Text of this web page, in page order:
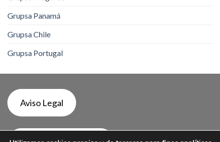
Grupsa Panamá
Grupsa Chile
Grupsa Portugal
Aviso Legal